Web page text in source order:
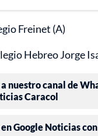
Freinet (A)
Hebreo Jorge
nuestro canal de
Caracol
Google Noticias